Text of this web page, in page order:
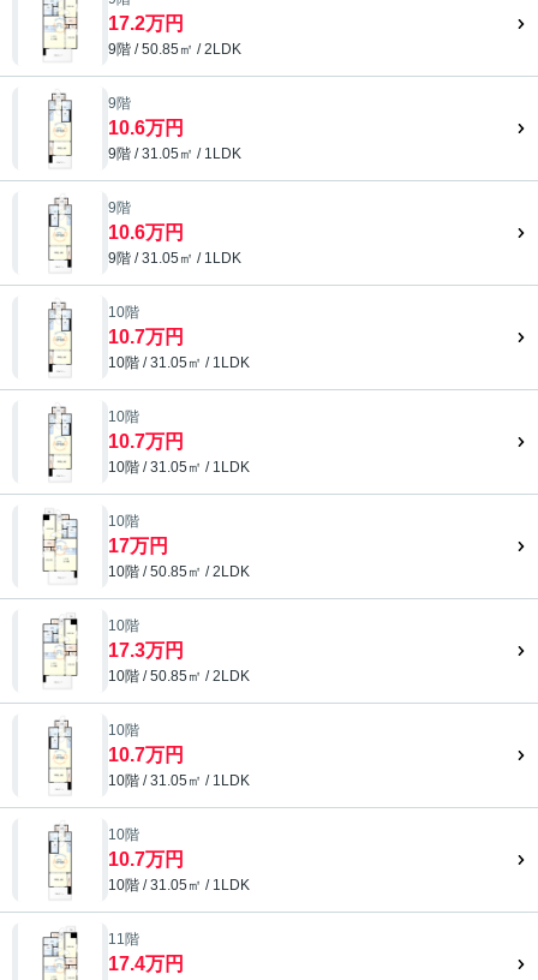
17.2万円
9階 / 50.85㎡ / 2LDK
9階
10.6万円
9階 / 31.05㎡ / 1LDK
9階
10.6万円
9階 / 31.05㎡ / 1LDK
10階
10.7万円
10階 / 31.05㎡ / 1LDK
10階
10.7万円
10階 / 31.05㎡ / 1LDK
10階
17万円
10階 / 50.85㎡ / 2LDK
10階
17.3万円
10階 / 50.85㎡ / 2LDK
10階
10.7万円
10階 / 31.05㎡ / 1LDK
10階
10.7万円
10階 / 31.05㎡ / 1LDK
11階
17.4万円